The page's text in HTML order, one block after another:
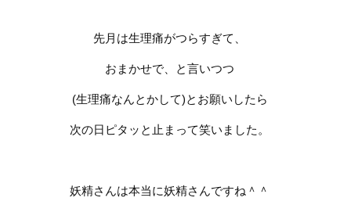
先月は生理痛がつらすぎて、
おまかせで、と言いつつ
(生理痛なんとかして)とお願いしたら
次の日ピタッと止まって笑いました。
妖精さんは本当に妖精さんですね＾＾